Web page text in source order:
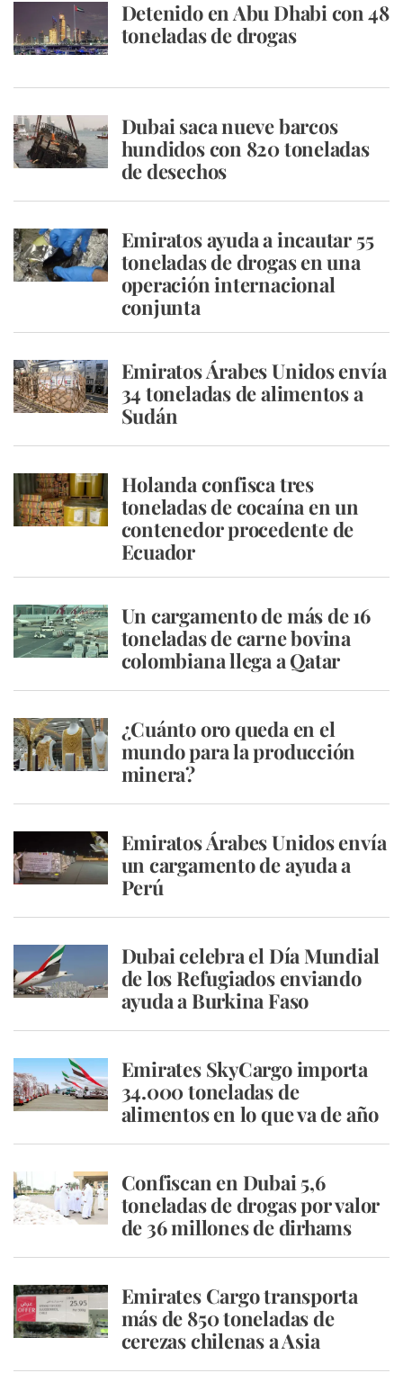
Detenido en Abu Dhabi con 48
toneladas de drogas
Dubai saca nueve barcos
hundidos con 820 toneladas
de desechos
Emiratos ayuda a incautar 55
toneladas de drogas en una
operación internacional
conjunta
Emiratos Árabes Unidos envía
34 toneladas de alimentos a
Sudán
Holanda confisca tres
toneladas de cocaína en un
contenedor procedente de
Ecuador
Un cargamento de más de 16
toneladas de carne bovina
colombiana llega a Qatar
¿Cuánto oro queda en el
mundo para la producción
minera?
Emiratos Árabes Unidos envía
un cargamento de ayuda a
Perú
Dubai celebra el Día Mundial
de los Refugiados enviando
ayuda a Burkina Faso
Emirates SkyCargo importa
34.000 toneladas de
alimentos en lo que va de año
Confiscan en Dubai 5,6
toneladas de drogas por valor
de 36 millones de dirhams
Emirates Cargo transporta
más de 850 toneladas de
cerezas chilenas a Asia